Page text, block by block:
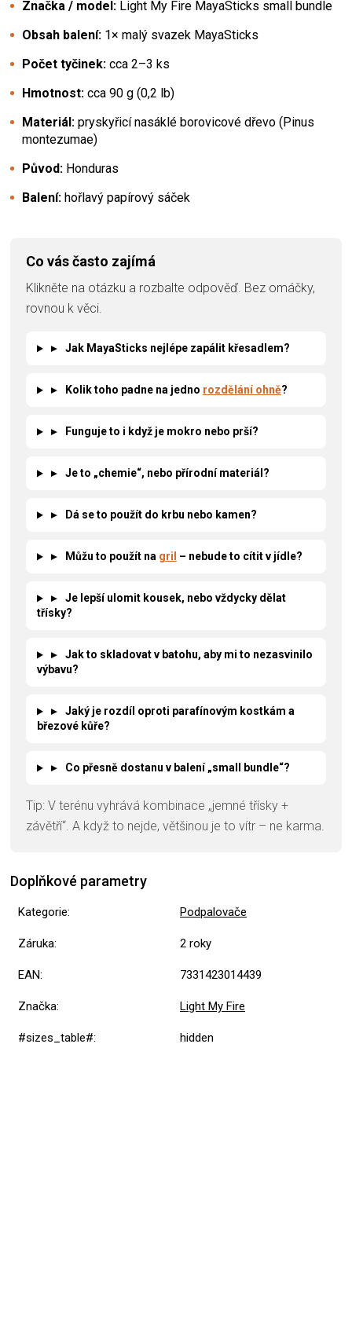
Značka / model: Light My Fire MayaSticks small bundle
Obsah balení: 1× malý svazek MayaSticks
Počet tyčinek: cca 2–3 ks
Hmotnost: cca 90 g (0,2 lb)
Materiál: pryskyřicí nasáklé borovicové dřevo (Pinus
montezumae)
Původ: Honduras
Balení: hořlavý papírový sáček
Co vás často zajímá
Klikněte na otázku a rozbalte odpověď. Bez omáčky,
rovnou k věci.
▸ Jak MayaSticks nejlépe zapálit křesadlem?
▸ Kolik toho padne na jedno rozdělání ohně?
▸ Funguje to i když je mokro nebo prší?
▸ Je to „chemie“, nebo přírodní materiál?
▸ Dá se to použít do krbu nebo kamen?
▸ Můžu to použít na gril – nebude to cítit v jídle?
▸
Je lepší ulomit kousek, nebo vždycky dělat
třísky?
▸
Jak to skladovat v batohu, aby mi to nezasvinilo
výbavu?
▸
Jaký je rozdíl oproti parafínovým kostkám a
březové kůře?
▸ Co přesně dostanu v balení „small bundle“?
Tip: V terénu vyhrává kombinace „jemné třísky +
závětří“. A když to nejde, většinou je to vítr – ne karma.
Doplňkové parametry
Kategorie: Podpalovače
Záruka: 2 roky
EAN: 7331423014439
Značka: Light My Fire
#sizes_table#: hidden